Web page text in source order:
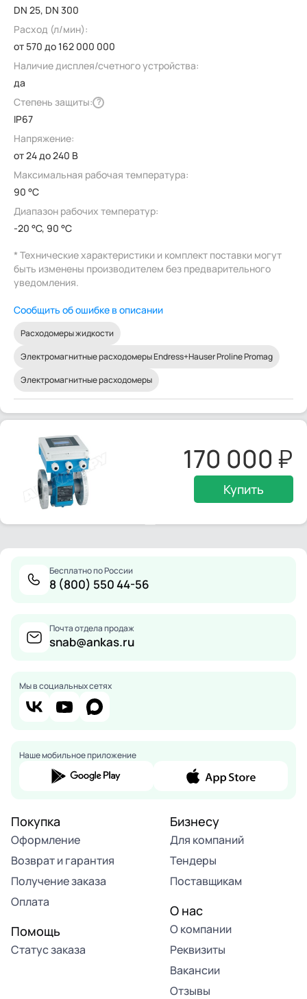
DN 25, DN 300
Расход (л/мин):
от 570 до 162 000 000
Наличие дисплея/счетного устройства:
да
Степень защиты: ?
IP67
Напряжение:
от 24 до 240 В
Максимальная рабочая температура:
90 °C
Диапазон рабочих температур:
-20 °C, 90 °C
* Технические характеристики и комплект поставки могут
быть изменены производителем без предварительного
уведомления.
Сообщить об ошибке в описании
Расходомеры жидкости
Электромагнитные расходомеры Endress+Hauser Proline Promag
Электромагнитные расходомеры
170 000
Купить
Бесплатно по России
8 (800) 550 44-56
Почта отдела продаж
snab@ankas.ru
Мы в социальных сетях
Наше мобильное приложение
Покупка
Оформление
Возврат и гарантия
Получение заказа
Оплата
Помощь
Статус заказа
Бизнесу
Для компаний
Тендеры
Поставщикам
О нас
О компании
Реквизиты
Вакансии
Отзывы